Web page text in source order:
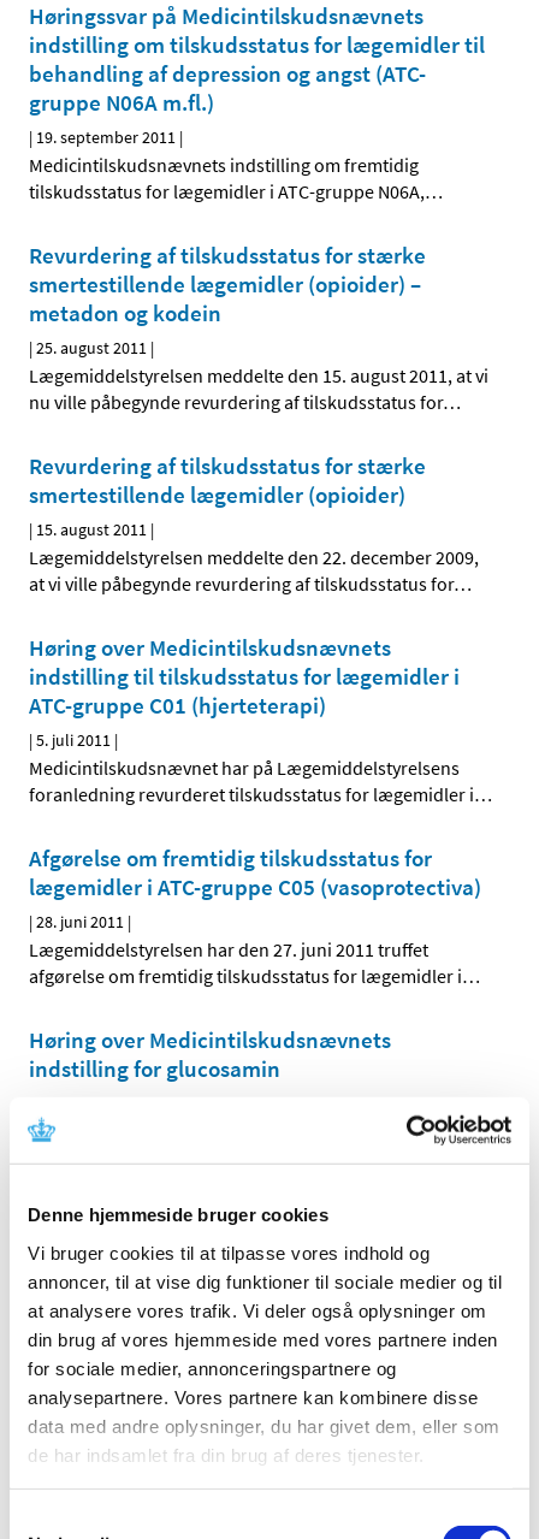
Denne hjemmeside bruger cookies
Vi bruger cookies til at tilpasse vores indhold og
annoncer, til at vise dig funktioner til sociale medier og til
at analysere vores trafik. Vi deler også oplysninger om
din brug af vores hjemmeside med vores partnere inden
for sociale medier, annonceringspartnere og
analysepartnere. Vores partnere kan kombinere disse
data med andre oplysninger, du har givet dem, eller som
de har indsamlet fra din brug af deres tjenester.
Høringssvar på Medicintilskudsnævnets
indstilling om tilskudsstatus for lægemidler til
behandling af depression og angst (ATC-
gruppe N06A m.fl.)
| 19. september 2011 |
Medicintilskudsnævnets indstilling om fremtidig
tilskudsstatus for lægemidler i ATC-gruppe N06A,…
Revurdering af tilskudsstatus for stærke
smertestillende lægemidler (opioider) –
metadon og kodein
|25. august 2011 |
Lægemiddelstyrelsen meddelte den 15. august 2011, at vi
nu ville påbegynde revurdering af tilskudsstatus for…
Revurdering af tilskudsstatus for stærke
smertestillende lægemidler (opioider)
| 15. august 2011 |
Lægemiddelstyrelsen meddelte den 22. december 2009,
at vi ville påbegynde revurdering af tilskudsstatus for…
Høring over Medicintilskudsnævnets
indstilling til tilskudsstatus for lægemidler i
ATC-gruppe C01 (hjerteterapi)
|5. juli 2011 |
Medicintilskudsnævnet har på Lægemiddelstyrelsens
foranledning revurderet tilskudsstatus for lægemidler i…
Afgørelse om fremtidig tilskudsstatus for
lægemidler i ATC-gruppe C05 (vasoprotectiva)
|28. juni 2011 |
Lægemiddelstyrelsen har den 27. juni 2011 truffet
afgørelse om fremtidig tilskudsstatus for lægemidler i…
Høring over Medicintilskudsnævnets
indstilling for glucosamin
Medicintilskudsnævnet har revurderet tilskudsstatus for
lægemidler, der indeholder glucosamin. Lægemidlerne…
Høring over Medicintilskudsnævnets
indstilling til tilskudsstatus for lægemidler til
behandling af depression og angst
(lægemidler i ATC-gruppe N06A m.fl.)
|6. maj 2011|
Medicintilskudsnævnet har på Lægemiddelstyrelsens
foranledning revurderet tilskudsstatus for lægemidler i…
Lægemiddelstyrelsen indleder ad hoc
revurdering af tilskudsstatus for glucosamin